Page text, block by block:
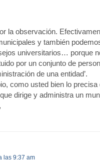
la observación.
y también
universitarios… porque
por un conjunto de
de una entidad’.
como usted bien lo
dirige y administra un
las 9:37 am